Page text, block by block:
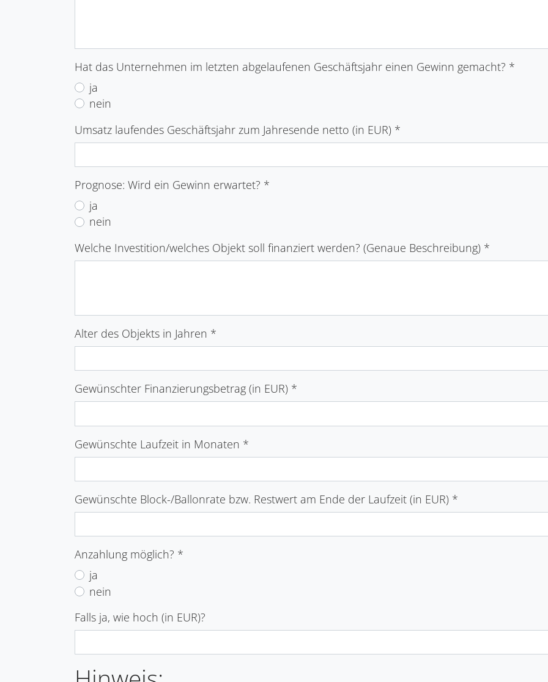
Hat das Unternehmen im letzten abgelaufenen Geschäftsjahr einen Gewinn gemacht? *
ja
nein
Umsatz laufendes Geschäftsjahr zum Jahresende netto (in EUR) *
Prognose: Wird ein Gewinn erwartet? *
ja
nein
Welche Investition/welches Objekt soll finanziert werden? (Genaue Beschreibung) *
Alter des Objekts in Jahren *
Gewünschter Finanzierungsbetrag (in EUR) *
Gewünschte Laufzeit in Monaten *
Gewünschte Block-/Ballonrate bzw. Restwert am Ende der Laufzeit (in EUR) *
Anzahlung möglich? *
ja
nein
Falls ja, wie hoch (in EUR)?